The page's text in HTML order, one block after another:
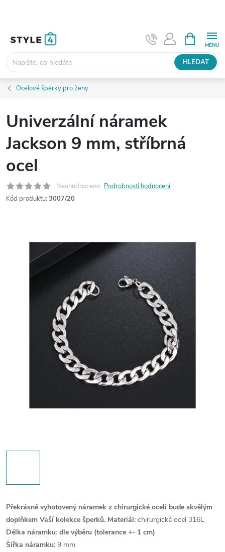
HLEDAT
NÁKUPNÍ
KOŠÍK
Ocelové šperky pro ženy
Univerzální náramek
Jackson 9 mm, stříbrná
ocel
Neohodnoceno Podrobnosti hodnocení
Kód produktu: 3007/20
Překrásně vyhotovený náramek z chirurgické oceli bude skvělým
doplňkem Vaší kolekce šperků. Materiál: chirurgická ocel 316L
Délka náramku: dle výběru (tolerance +- 1 cm)
Šířka náramku: 9 mm